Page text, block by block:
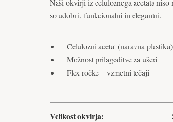
Naši okvirji iz celuloznega acetata niso
so udobni, funkcionalni in elegantni.
Celulozni acetat (naravna plastika)
Možnost prilagoditve za ušesi
Flex ročke – vzmetni tečaji
Velikost okvirja: